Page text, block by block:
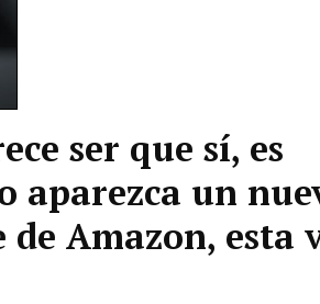
ser que sí, es
aparezca un
Amazon, esta